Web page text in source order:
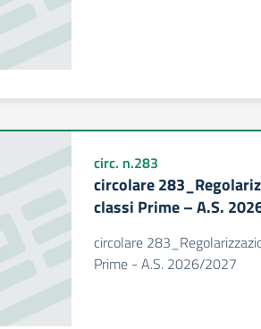
circ. n.283
circolare
classi Prime – A.S.
circolare
Prime - A.S. 2026/2027